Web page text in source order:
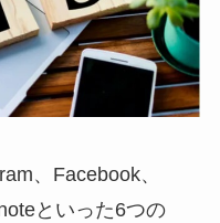
、Facebook、
といった6つの